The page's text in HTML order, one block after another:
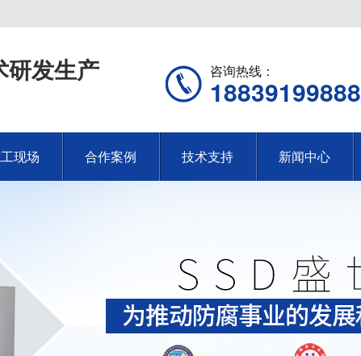
研发生产 咨询热线：
18839199888
现场 合作案例 技术支持 新闻中心